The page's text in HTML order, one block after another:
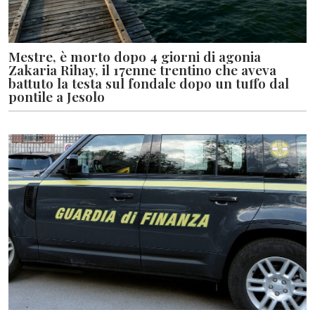
Mestre, è morto dopo 4 giorni di agonia
Zakaria Rihay, il 17enne trentino che aveva
battuto la testa sul fondale dopo un tuffo dal
pontile a Jesolo